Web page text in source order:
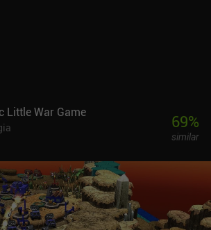
los dispositivos Android.
Little War Game 69%
similar